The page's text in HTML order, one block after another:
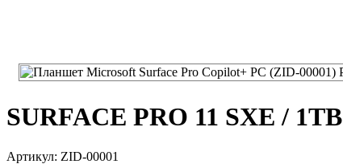
SURFACE PRO 11 SXE / 1TB
Артикул: ZID-00001